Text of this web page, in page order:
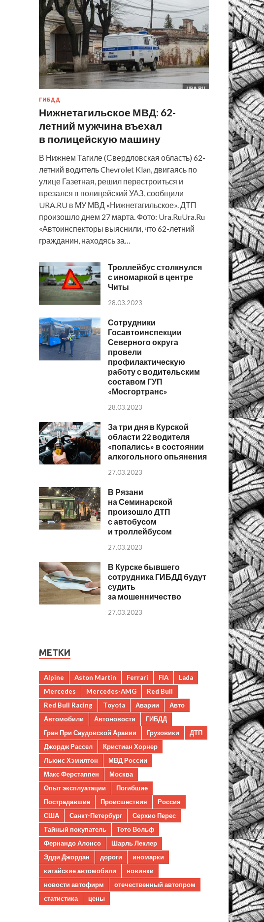
ГИБДД
Нижнетагильское МВД: 62-
летний мужчина въехал
в полицейскую машину
В Нижнем Тагиле (Свердловская область) 62-
летний водитель Chevrolet Klan, двигаясь по
улице Газетная, решил перестроиться и
врезался в полицейский УАЗ, сообщили
URA.RU в МУ МВД «Нижнетагильское». ДТП
произошло днем 27 марта. Фото: Ura.RuUra.Ru
«Автоинспекторы выяснили, что 62-летний
гражданин, находясь за…
Троллейбус столкнулся
с иномаркой в центре
Читы
28.03.2023
Сотрудники
Госавтоинспекции
Северного округа
провели
профилактическую
работу с водительским
составом ГУП
«Мосгортранс»
28.03.2023
За три дня в Курской
области 22 водителя
«попались» в состоянии
алкогольного опьянения
27.03.2023
В Рязани
на Семинарской
произошло ДТП
с автобусом
и троллейбусом
27.03.2023
В Курске бывшего
сотрудника ГИБДД будут
судить
за мошенничество
27.03.2023
МЕТКИ
Alpine Aston Martin Ferrari FIA
Lada
Mercedes
Mercedes-AMG
Red Bull
Red Bull Racing
Toyota Аварии
Авто
Автомобили
Автоновости
ГИБДД
Гран При Саудовской Аравии
Грузовики
ДТП
Джордж Рассел
Кристиан Хорнер
Льюис Хэмилтон
МВД России
Макс Ферстаппен
Москва
Опыт эксплуатации
Погибшие
Пострадавшие
Происшествия
Россия
США
Санкт-Петербург
Серхио Перес
Тайный покупатель
Тото Вольф
Фернандо Алонсо
Шарль Леклер
Эдди Джордан
дороги
иномарки
китайские автомобили
новинки
новости автофирм
отечественный автопром
статистика
цены